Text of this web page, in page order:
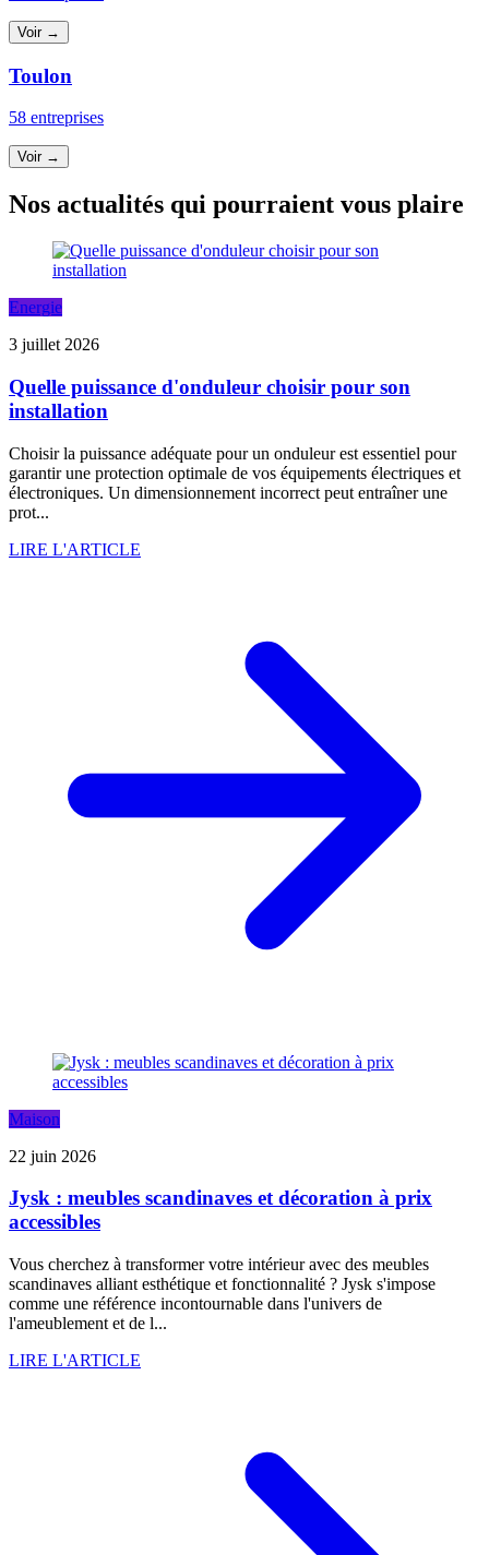
Voir →
Toulon
58 entreprises
Voir →
Nos actualités qui pourraient vous plaire
Energie
3 juillet 2026
Quelle puissance d'onduleur choisir pour son
installation
Choisir la puissance adéquate pour un onduleur est essentiel pour
garantir une protection optimale de vos équipements électriques et
électroniques. Un dimensionnement incorrect peut entraîner une
prot...
LIRE L'ARTICLE
Maison
22 juin 2026
Jysk : meubles scandinaves et décoration à prix
accessibles
Vous cherchez à transformer votre intérieur avec des meubles
scandinaves alliant esthétique et fonctionnalité ? Jysk s'impose
comme une référence incontournable dans l'univers de
l'ameublement et de l...
LIRE L'ARTICLE